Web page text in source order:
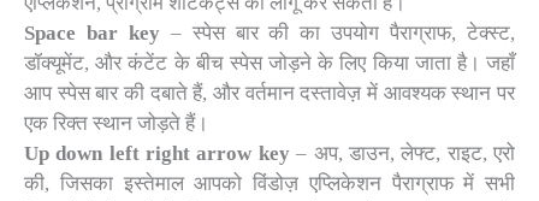
Space bar key– स्पेस बार की का उपयोग पैराग्राफ, टेक्स्ट,
डॉक्यूमेंट, और कंटेंट के बीच स्पेस जोड़ने के लिए किया जाता है। जहाँ
आप स्पेस बार की दबाते हैं, और वर्तमान दस्तावेज़ में आवश्यक स्थान पर
एक रिक्त स्थान जोड़ते हैं।
Up down left right arrow key– अप, डाउन, लेफ्ट, राइट, एरो
की, जिसका इस्तेमाल आपको विंडोज़ एप्लिकेशन पैराग्राफ में सभी